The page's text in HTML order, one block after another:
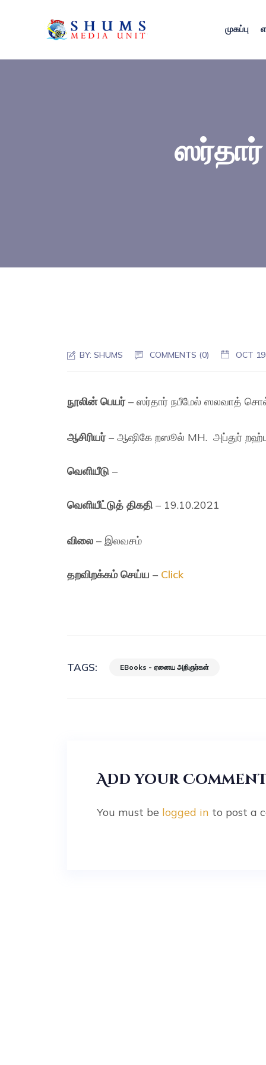
முகப்பு
BY:SHUMS COMMENTS (0) OCT 19
நூலின் பெயர்– ஸர்தார் நபீமேல் ஸலவாத்
ஆசிரியர்– ஆஷிகே றஸூல் MH. அப்துர்
வெளியீடு –
வெளியீட்டுத் திகதி – 19.10.2021
விலை – இலவசம்
தறவிறக்கம் செய்ய – Click
TAGS: EBooks - ஏனைய அறிஞர்கள்
Add your
You must be logged in to post a